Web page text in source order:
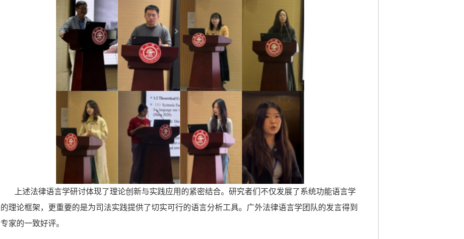
上述法律语言学研讨体现了理论创新与实践应用的紧密结合。研究者们不仅发展了系统功能语言学
的理论框架，更重要的是为司法实践提供了切实可行的语言分析工具。 广外法律语言学团队的发言得到
专家的一致好评。